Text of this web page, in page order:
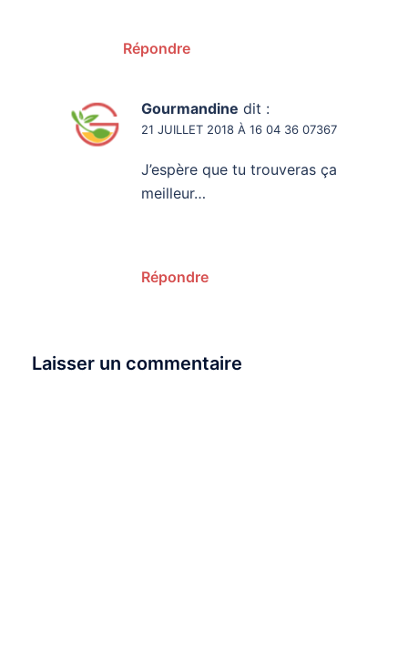
Répondre
Gourmandine dit :
21 JUILLET 2018 À 16 04 36 07367
J’espère que tu trouveras ça
meilleur…
Répondre
Laisser un commentaire